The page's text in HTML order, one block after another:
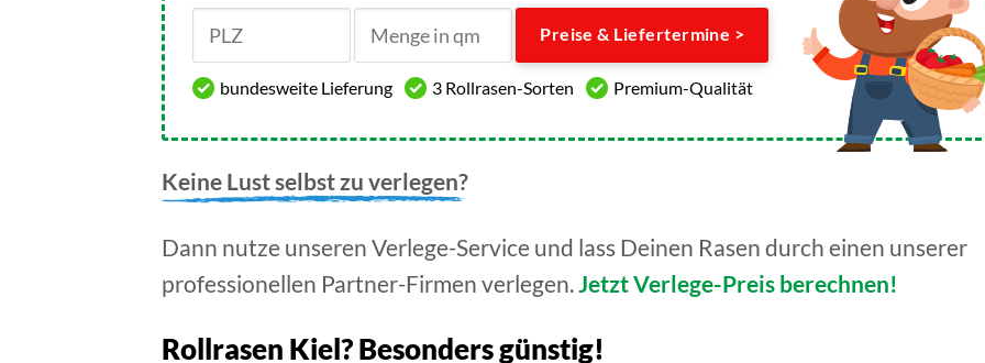
Preise & Liefertermine >
bundesweite Lieferung 3 Rollrasen-Sorten Premium-Qualität
Keine Lust selbst zu verlegen?
Dann nutze unseren Verlege-Service und lass Deinen Rasen durch einen unserer
professionellen Partner-Firmen verlegen. Jetzt Verlege-Preis berechnen!
Rollrasen Kiel? Besonders günstig!